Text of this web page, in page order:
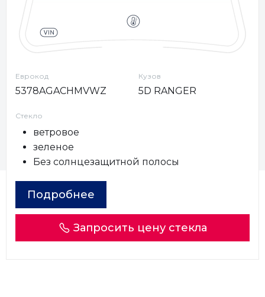
Еврокод
5378AGACHMVWZ
Кузов
5D RANGER
Стекло
ветровое
зеленое
Без солнцезащитной полосы
Подробнее
Запросить цену стекла